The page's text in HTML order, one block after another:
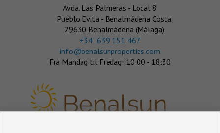
Avda. Las Palmeras - Local 8
Pueblo Evita - Benalmádena Costa
29630 Benalmádena (Málaga)
‎+34 639 151 467
info@benalsunproperties.com
Fra Mandag til Fredag: 10:00 - 18:30